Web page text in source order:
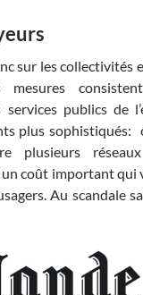
sur les collectivités
mesures
publics de
plus sophistiqués:
plusieurs
coût important qui
Au scandale